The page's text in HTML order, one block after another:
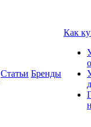
Статьи Бренды
Как